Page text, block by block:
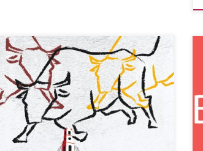
de El Viso ha recibido una
Patronato Provincial de Turismo
Provincial de Córdoba) dentro de la
de subvenciones destinadas a
y entidades locales autónomas de la
de Córdoba para el año 2025, para la
del Proyecto «Promoción de los
y […]